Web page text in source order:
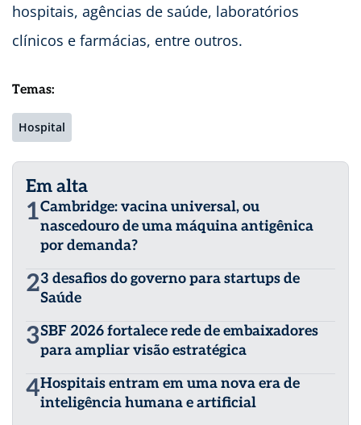
hospitais, agências de saúde, laboratórios
clínicos e farmácias, entre outros.
Temas:
Hospital
Em alta
1Cambridge: vacina universal, ou
nascedouro de uma máquina antigênica
por demanda?
23 desafios do governo para startups de
Saúde
3SBF 2026 fortalece rede de embaixadores
para ampliar visão estratégica
4Hospitais entram em uma nova era de
inteligência humana e artificial